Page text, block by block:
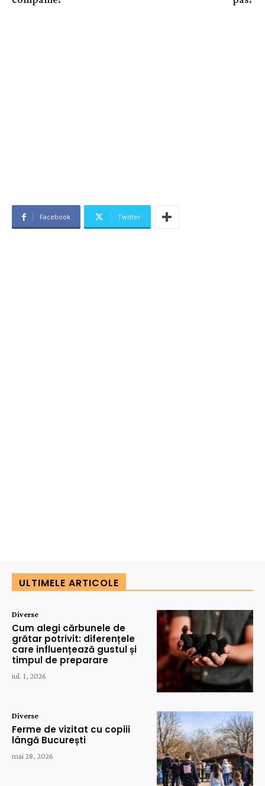
Facebook Twitter
ULTIMELE ARTICOLE
Diverse
Cum alegi cărbunele de
grătar potrivit: diferențele
care influențează gustul și
timpul de preparare
iul. 1, 2026
Diverse
Ferme de vizitat cu copiii
lângă București
mai 28, 2026